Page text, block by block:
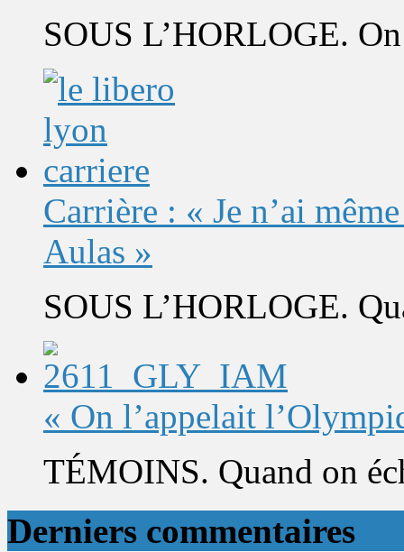
SOUS L’HORLOGE.
Carrière : « Je n’ai
Aulas »
SOUS L’HORLOGE.
« On l’appelait
TÉMOINS. Quand on
Derniers commentaires